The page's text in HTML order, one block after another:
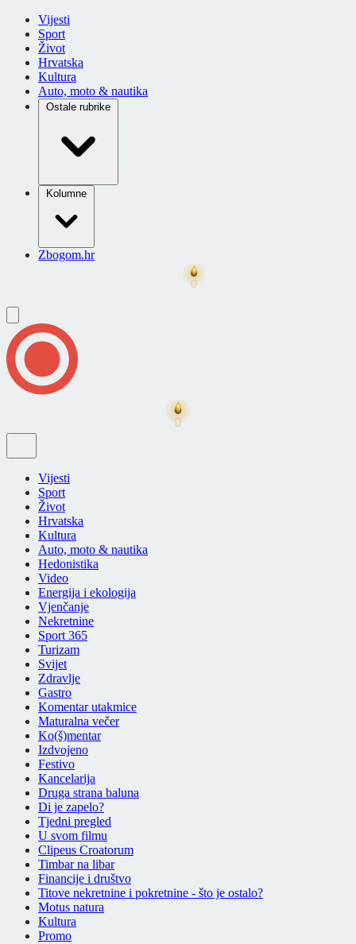
Vijesti
Sport
Život
Hrvatska
Kultura
Auto, moto & nautika
Ostale rubrike
Kolumne
Zbogom.hr
Vijesti
Sport
Život
Hrvatska
Kultura
Auto, moto & nautika
Hedonistika
Video
Energija i ekologija
Vjenčanje
Nekretnine
Sport 365
Turizam
Svijet
Zdravlje
Gastro
Komentar utakmice
Maturalna večer
Ko(š)mentar
Izdvojeno
Festivo
Kancelarija
Druga strana baluna
Di je zapelo?
Tjedni pregled
U svom filmu
Clipeus Croatorum
Timbar na libar
Financije i društvo
Titove nekretnine i pokretnine - što je ostalo?
Motus natura
Kultura
Promo